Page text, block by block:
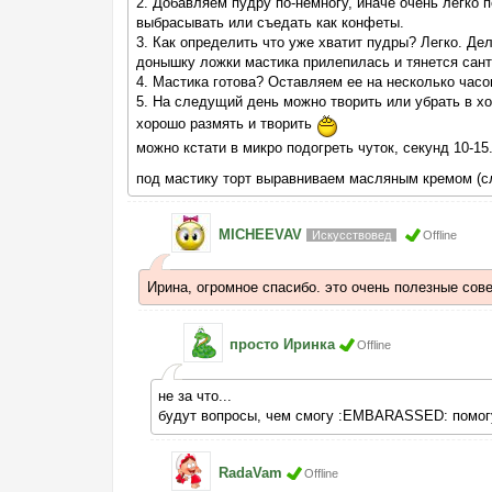
выбрасывать или съедать как конфеты.
3. Как определить что уже хватит пудры? Легко.
донышку ложки мастика прилепилась и тянется
4. Мастика готова? Оставляем ее на несколько
5. На следущий день можно творить или убрать в
хорошо размять и творить
можно кстати в микро подогреть чуток, секунд 10-15.
под мастику торт выравниваем масляным кремом
MICHEEVAV Искусствовед Offline
Ирина, огромное спасибо. это очень полезные
просто Иринка Offline
не за что...
будут вопросы, чем смогу :EMBARASSED:
RadaVam Offline